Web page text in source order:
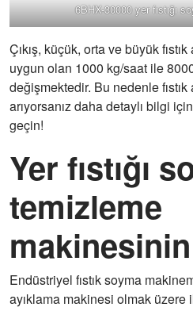
6BHX-30000 yer fıstığı
Çıkış, küçük, orta ve büyük
uygun olan 1000 kg/saat ile
değişmektedir. Bu nedenle fıstık
arıyorsanız daha detaylı bilgi
geçin!
Yer fıstığı
temizleme
makinesinin
Endüstriyel fıstık soyma
ayıklama makinesi olmak üzere